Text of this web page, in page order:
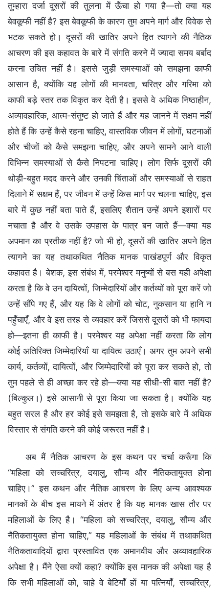
तुम्हारा दर्जा दूसरों की तुलना में ऊँचा हो गया है—तो क्या यह
बेवकूफी नहीं है? इस बेवकूफी के कारण तुम अपने मार्ग और विवेक से
भटक सकते हो। दूसरों की खातिर अपने हित त्यागने की नैतिक
आचरण की इस कहावत के बारे में संगति करने में ज्यादा समय बर्बाद
करना उचित नहीं है। इससे जुड़ी समस्याओं को समझना काफी
आसान है, क्योंकि यह लोगों की मानवता, चरित्र और गरिमा को
काफी बड़े स्तर तक विकृत कर देती है। इससे वे अधिक निष्ठाहीन,
अव्यावहारिक, आत्म-संतुष्ट हो जाते हैं और यह जानने में सक्षम नहीं
होते हैं कि उन्हें कैसे रहना चाहिए, वास्तविक जीवन में लोगों, घटनाओं
और चीजों को कैसे समझना चाहिए, और अपने सामने आने वाली
विभिन्न समस्याओं से कैसे निपटना चाहिए। लोग सिर्फ दूसरों की
थोड़ी-बहुत मदद करने और उनकी चिंताओं और समस्याओं से राहत
दिलाने में सक्षम हैं, पर जीवन में उन्हें किस मार्ग पर चलना चाहिए, इस
बारे में कुछ नहीं बता पाते हैं, इसलिए शैतान उन्हें अपने इशारों पर
नचाता है और वे उसके उपहास के पात्र बन जाते हैं—क्या यह
अपमान का प्रतीक नहीं है? जो भी हो, दूसरों की खातिर अपने हित
त्यागने का यह तथाकथित नैतिक मानक पाखंडपूर्ण और विकृत
कहावत है। बेशक, इस संबंध में, परमेश्वर मनुष्यों से बस यही अपेक्षा
करता है कि वे उन दायित्वों, जिम्मेदारियों और कर्तव्यों को पूरा करें जो
उन्हें सौंपे गए हैं, और यह कि वे लोगों को चोट, नुकसान या हानि न
पहुँचाएँ, और वे इस तरह से व्यवहार करें जिससे दूसरों को भी फायदा
हो—इतना ही काफी है। परमेश्वर यह अपेक्षा नहीं करता कि लोग
कोई अतिरिक्त जिम्मेदारियाँ या दायित्व उठाएँ। अगर तुम अपने सभी
कार्य, कर्तव्यों, दायित्वों, और जिम्मेदारियों को पूरा कर सकते हो, तो
तुम पहले से ही अच्छा कर रहे हो—क्या यह सीधी-सी बात नहीं है?
(बिल्कुल।) इसे आसानी से पूरा किया जा सकता है। क्योंकि यह
बहुत सरल है और हर कोई इसे समझता है, तो इसके बारे में अधिक
विस्तार से संगति करने की कोई जरूरत नहीं है।
अब मैं नैतिक आचरण के इस कथन पर चर्चा करूँगा कि
“महिला को सच्चरित्र, दयालु, सौम्य और नैतिकतायुक्त होना
चाहिए।” इस कथन और नैतिक आचरण के लिए अन्य आवश्यक
मानकों के बीच इस मायने में अंतर है कि यह मानक खास तौर पर
महिलाओं के लिए है। “महिला को सच्चरित्र, दयालु, सौम्य और
नैतिकतायुक्त होना चाहिए,” यह महिलाओं के संबंध में तथाकथित
नैतिकतावादियों द्वारा प्रस्तावित एक अमानवीय और अव्यावहारिक
अपेक्षा है। मैंने ऐसा क्यों कहा? क्योंकि इस मानक की अपेक्षा यह है
कि सभी महिलाओं को, चाहे वे बेटियाँ हों या पत्नियाँ, सच्चरित्र,